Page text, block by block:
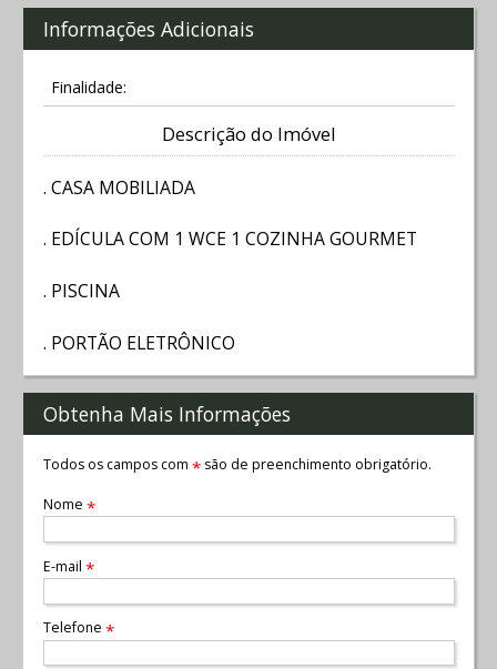
Informações Adicionais
Finalidade:
Descrição do Imóvel
. CASA MOBILIADA
. EDÍCULA COM 1 WCE 1 COZINHA GOURMET
. PISCINA
. PORTÃO ELETRÔNICO
Obtenha Mais Informações
Todos os campos com *são de preenchimento obrigatório.
Nome *
E-mail *
Telefone *